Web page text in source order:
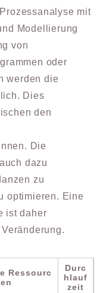
mit
Modellierung
von
oder
werden die
Dies
den
Die
dazu
zu
optimieren. Eine
ist daher
Ressourc
en
Durc
hlauf
zeit